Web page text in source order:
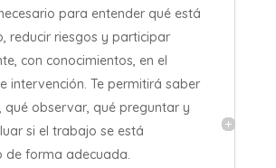
para entender qué está
reducir riesgos y participar
con conocimientos, en el
intervención. Te permitirá saber
qué observar, qué preguntar y
si el trabajo se está
de forma adecuada.